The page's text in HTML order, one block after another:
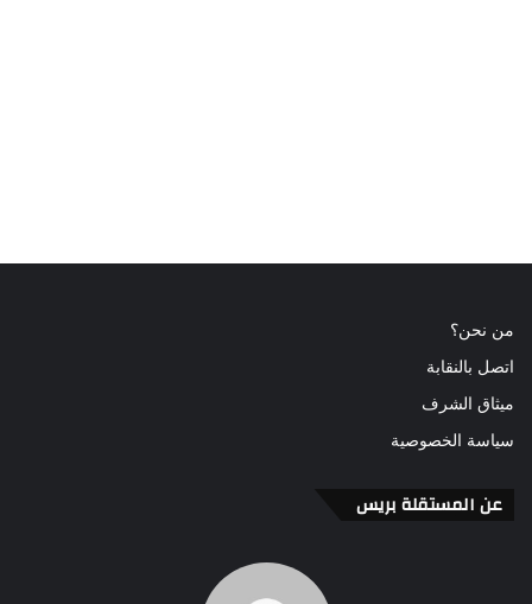
من نحن؟
اتصل بالنقابة
ميثاق الشرف
سياسة الخصوصية
عن المستقلة بريس